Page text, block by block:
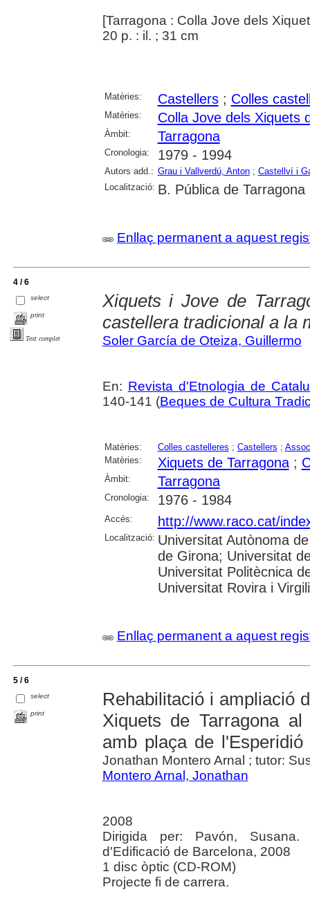
[Tarragona : Colla Jove dels
20 p. : il. ; 31 cm
Matèries: Castellers; Colles
Matèries: Colla Jove dels Xiquets
Àmbit: Tarragona
Cronologia: 1979 - 1994
Autors add.: Grau i Vallverdú, Anton; Castellví i
Localització: B. Pública de Tarragona
Enllaç permanent a aquest
4 / 6
select
print
Text complet
Xiquets i Jove de
castellera tradicional a la
Soler García de Oteiza, Guillermo
En: Revista d'Etnologia de
140-141 (Beques de Cultura
Matèries: Colles castelleres ; Castellers ;
Matèries:
Xiquets de Tarragona;
Àmbit: Tarragona
Cronologia: 1976 - 1984
Accés: http://www.raco.cat/
Localització: Universitat Autònoma
de Girona; Universitat
Universitat Politècnica
Universitat Rovira i Virgili
Enllaç permanent a aquest
5 / 6
select
print
Rehabilitació i ampliació
Xiquets de Tarragona
amb plaça de l'Esperidió
Jonathan Montero Arnal ; tutor:
Montero Arnal, Jonathan
2008
Dirigida per: Pavón, Susana.
d'Edificació de Barcelona, 2008
1 disc òptic (CD-ROM)
Projecte fi de carrera.